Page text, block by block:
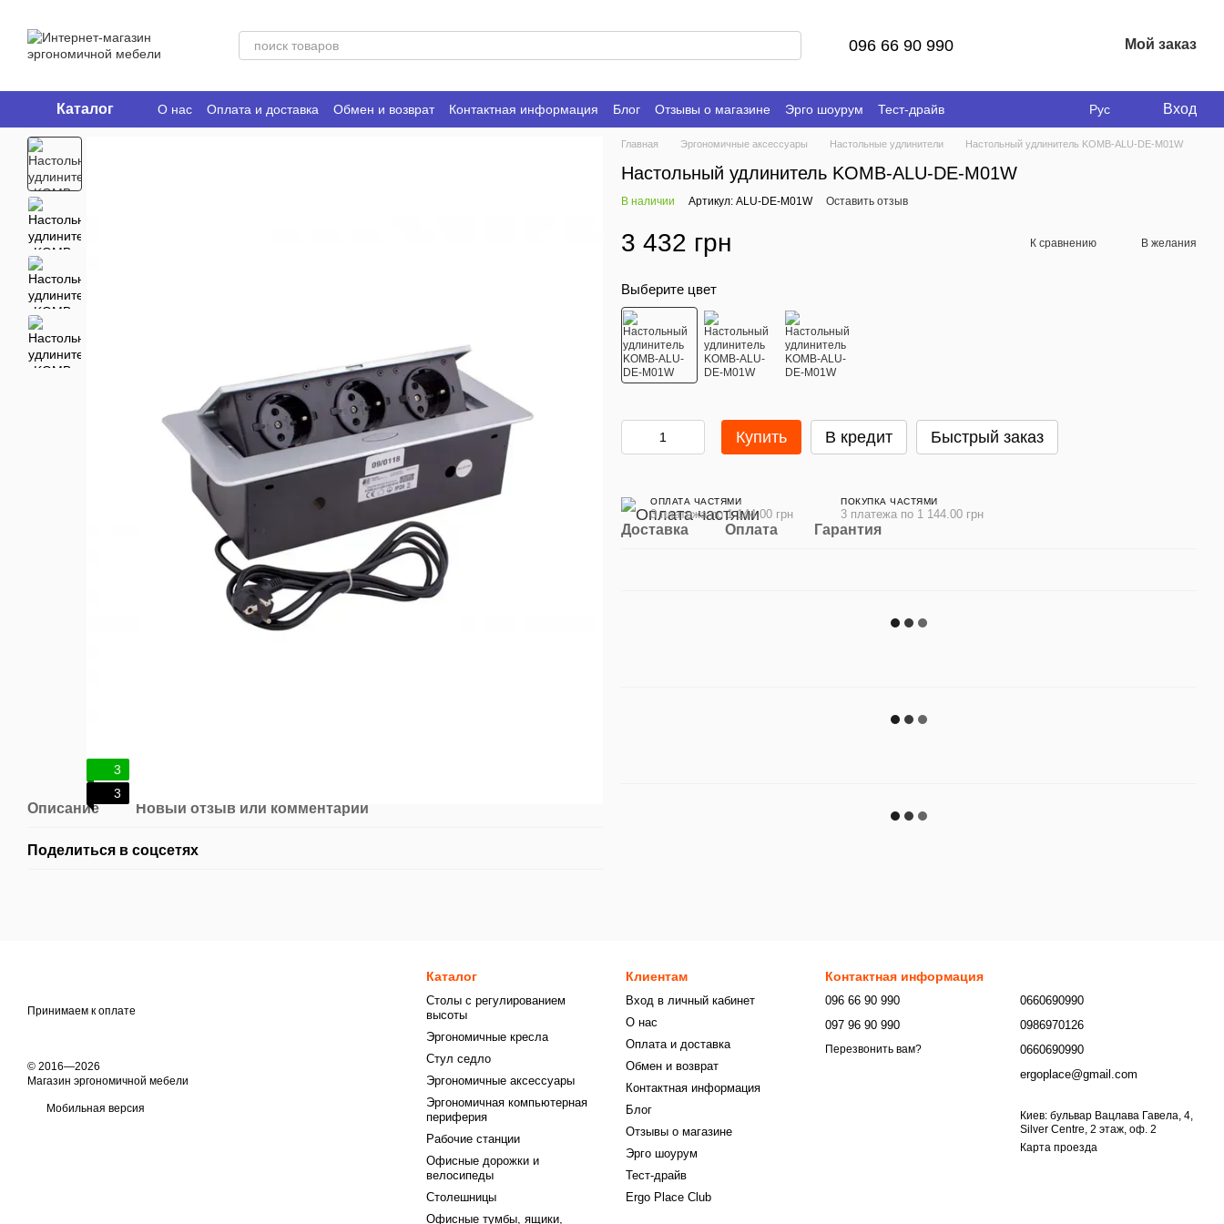
096 66 90 990 Мой заказ
Каталог О нас Оплата и доставка Обмен и возврат Контактная информация Блог Отзывы о магазине Эрго шоурум
Тест-драйв
Ergo Place Club
Рус Вход
3
3
Описание Новый отзыв или комментарий
Поделиться в соцсетях
Главная Эргономичные аксессуары Настольные удлинители Настольный удлинитель KOMB-ALU-DE-M01W
Настольный удлинитель KOMB-ALU-DE-M01W
В наличии Артикул: ALU-DE-M01W Оставить отзыв
3 432 грн К сравнению В желания
Выберите цвет
Купить В кредит Быстрый заказ
ОПЛАТА ЧАСТЯМИ
3 платежа по 1 144.00 грн
ПОКУПКА ЧАСТЯМИ
3 платежа по 1 144.00 грн
Доставка Оплата Гарантия
Принимаем к оплате
© 2016—2026
Магазин эргономичной мебели
Мобильная версия
Каталог
Столы с регулированием
высоты
Эргономичные кресла
Стул седло
Эргономичные аксессуары
Эргономичная компьютерная
периферия
Рабочие станции
Офисные дорожки и
велосипеды
Столешницы
Офисные тумбы, ящики,
Клиентам
Вход в личный кабинет
О нас
Оплата и доставка
Обмен и возврат
Контактная информация
Блог
Отзывы о магазине
Эрго шоурум
Тест-драйв
Ergo Place Club
Контактная информация
096 66 90 990
097 96 90 990
Перезвонить вам?
0660690990
0986970126
0660690990
ergoplace@gmail.com
Киев: бульвар Вацлава Гавела, 4,
Silver Centre, 2 этаж, оф. 2
Карта проезда